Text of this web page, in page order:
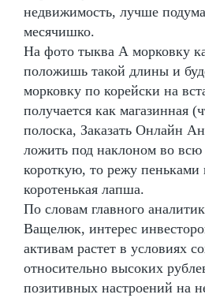
недвижимость, лучше
месячишко.
На фото тыква А морковку
положишь такой длины и
морковку по корейски на
получается как магазинная
полоска, Заказать Онлайн
ложить под наклоном во всю
короткую, то режу пеньками
коротенькая лапша.
По словам главного
Ващелюк, интерес
активам растет в условиях
относительно высоких
позитивных настроений на